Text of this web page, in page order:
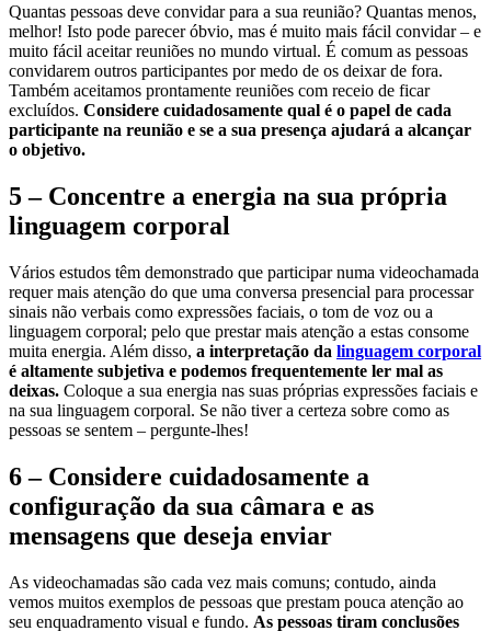
Quantas pessoas deve convidar para a sua reunião? Quantas menos,
melhor! Isto pode parecer óbvio, mas é muito mais fácil convidar – e
muito fácil aceitar reuniões no mundo virtual. É comum as pessoas
convidarem outros participantes por medo de os deixar de fora.
Também aceitamos prontamente reuniões com receio de ficar
excluídos. Considere cuidadosamente qual é o papel de cada
participante na reunião e se a sua presença ajudará a alcançar
o objetivo.
5 – Concentre a energia na sua própria
linguagem corporal
Vários estudos têm demonstrado que participar numa videochamada
requer mais atenção do que uma conversa presencial para processar
sinais não verbais como expressões faciais, o tom de voz ou a
linguagem corporal; pelo que prestar mais atenção a estas consome
muita energia. Além disso, a interpretação da linguagem corporal
é altamente subjetiva e podemos frequentemente ler mal as
deixas. Coloque a sua energia nas suas próprias expressões faciais e
na sua linguagem corporal. Se não tiver a certeza sobre como as
pessoas se sentem – pergunte-lhes!
6 – Considere cuidadosamente a
configuração da sua câmara e as
mensagens que deseja enviar
As videochamadas são cada vez mais comuns; contudo, ainda
vemos muitos exemplos de pessoas que prestam pouca atenção ao
seu enquadramento visual e fundo. As pessoas tiram conclusões